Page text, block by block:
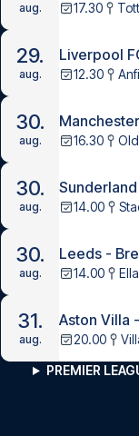
aug. 17.30
29.
aug.
Liverpool
12.30
30.
aug. 16.30
30.
aug.
Sunderland
14.00
30.
aug.
Leeds -
14.00
31.
aug.
Aston Villa
20.00
PREMIER